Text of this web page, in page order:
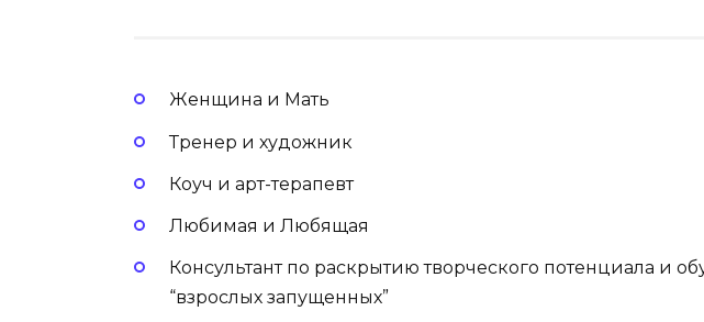
Женщина и Мать
Тренер и художник
Коуч и арт-терапевт
Любимая и Любящая
Консультант по раскрытию творческого потенциала и
“взрослых запущенных”